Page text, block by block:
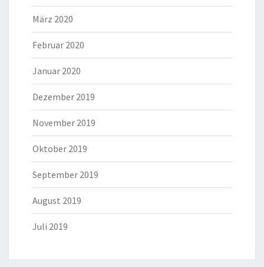
März 2020
Februar 2020
Januar 2020
Dezember 2019
November 2019
Oktober 2019
September 2019
August 2019
Juli 2019